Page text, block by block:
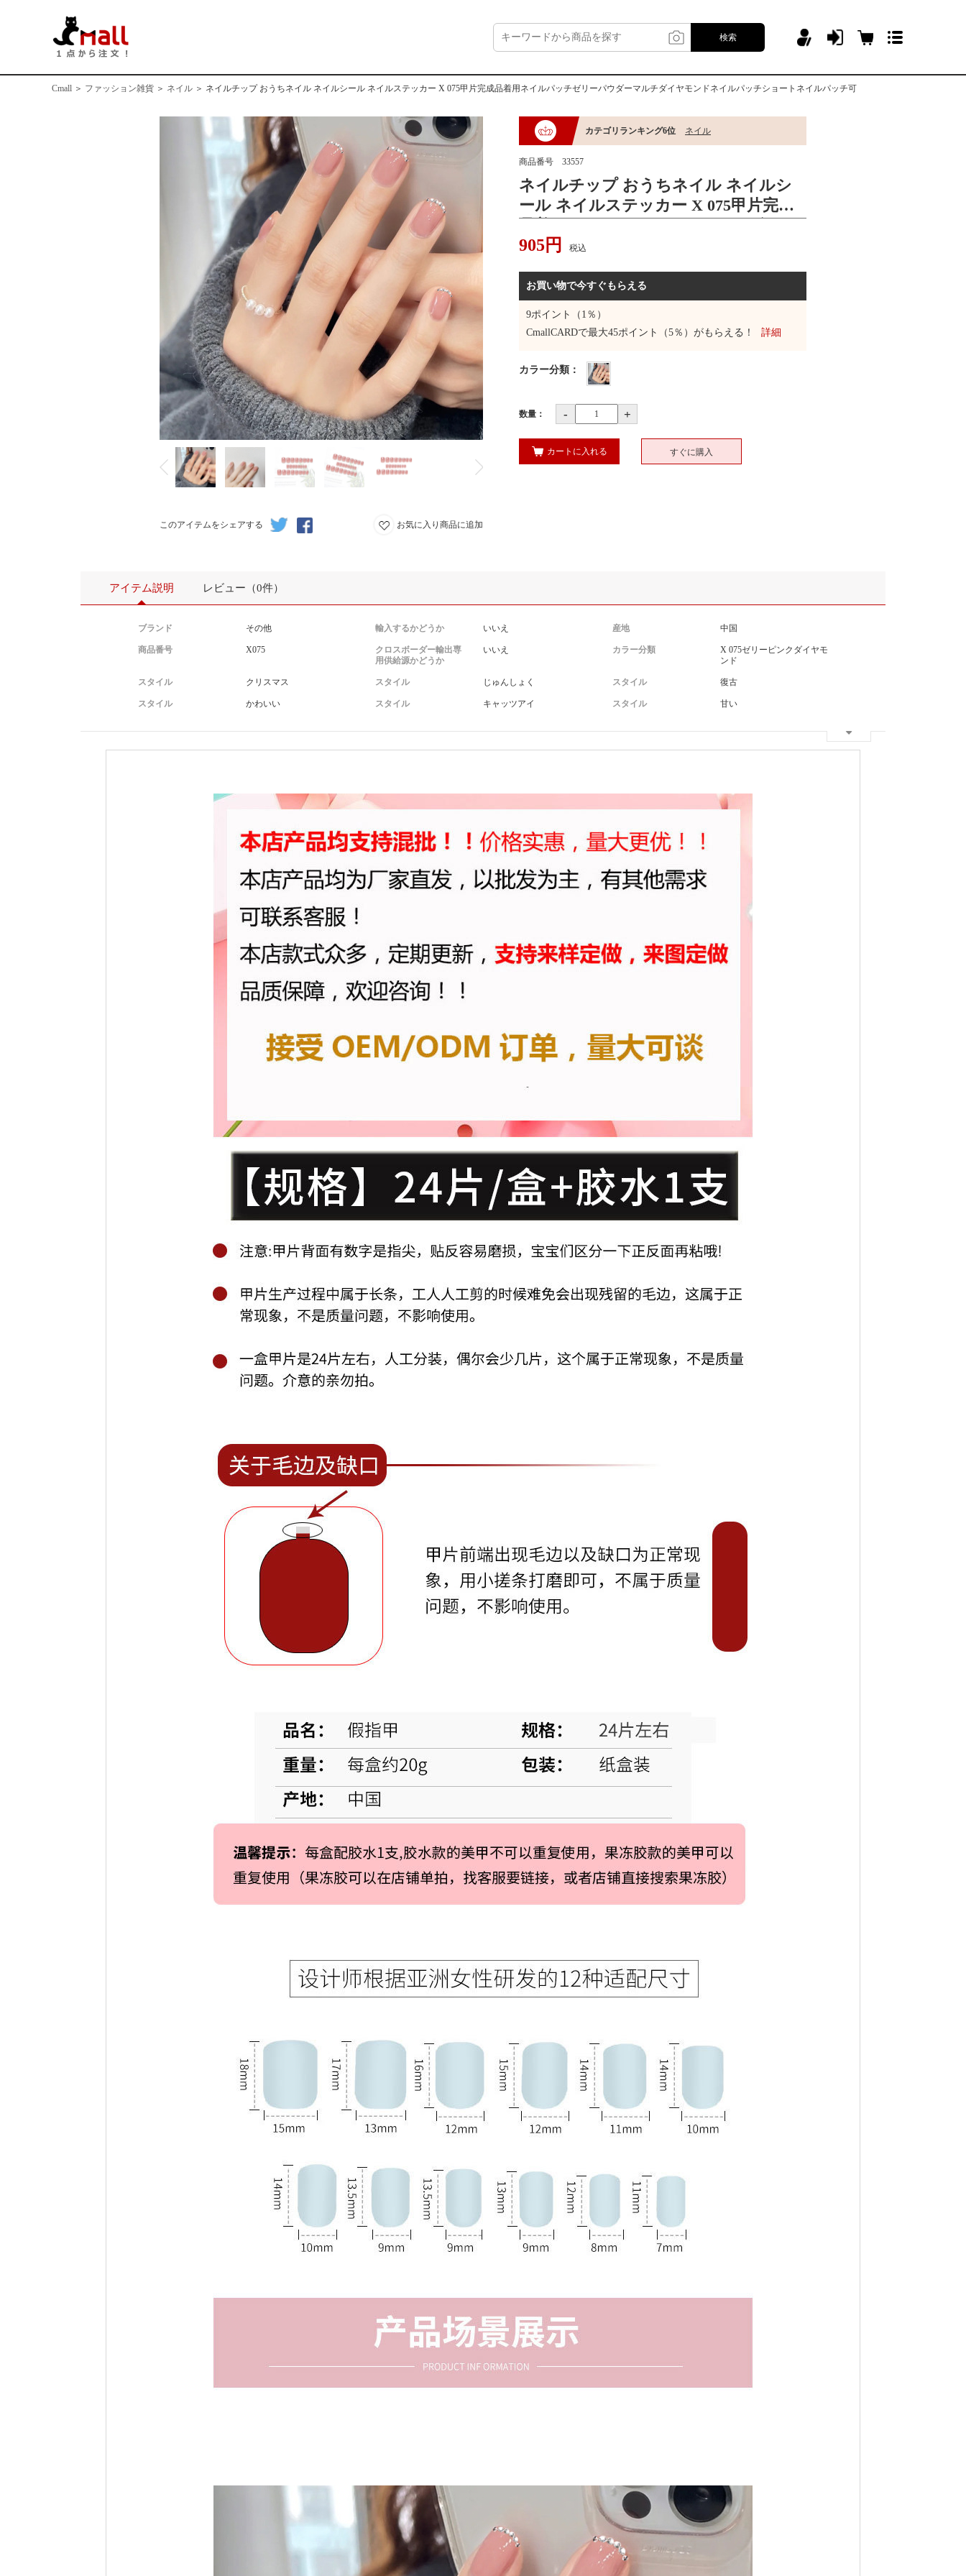
検索
Cmall ＞ ファッション雑貨 ＞ ネイル ＞ ネイルチップ おうちネイル ネイルシール ネイルステッカー X 075甲片完成品着用ネイルパッチゼリーパウダーマルチダイヤモンドネイルパッチショートネイルパッチ可
このアイテムをシェアする お気に入り商品に追加
カテゴリランキング6位 ネイル
商品番号 33557
ネイルチップ おうちネイル ネイルシ
ール ネイルステッカー X 075甲片完成
ルチダイヤモンドネイルパッチショー
905円 税込
お買い物で今すぐもらえる
9ポイント（1％）
CmallCARDで最大45ポイント（5％）がもらえる！ 詳細
カラー分類 ：
数量： - +
カートに入れる すぐに購入
アイテム説明 レビュー（0件）
ブランド その他 輸入するかどうか いいえ 産地 中国
商品番号 X075
クロスボーダー輸出専
用供給源かどうか
いいえ カラー分類
X 075ゼリーピンクダイヤモ
ンド
スタイル クリスマス スタイル じゅんしょく スタイル 復古
スタイル かわいい スタイル キャッツアイ スタイル 甘い